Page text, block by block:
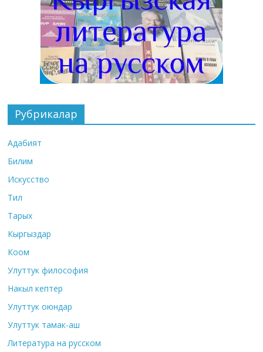
Рубрикалар
Адабият
Билим
Искусство
Тил
Тарых
Кыргыздар
Коом
Улуттук философия
Накыл кептер
Улуттук оюндар
Улуттук тамак-аш
Литература на русском